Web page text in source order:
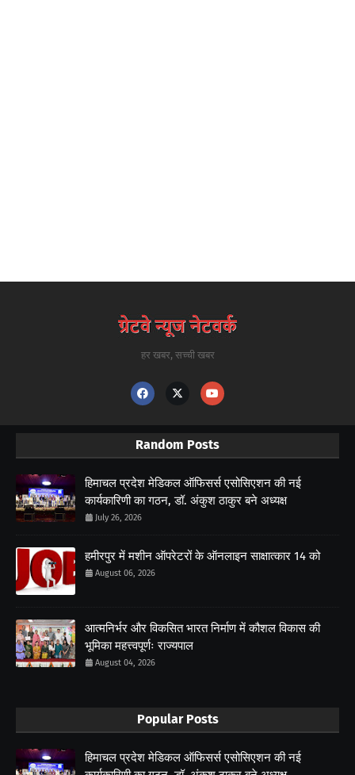
हर खबर, सच्ची खबर
Random Posts
हिमाचल प्रदेश मेडिकल ऑफिसर्स एसोसिएशन की नई
कार्यकारिणी का गठन, डॉ. अंकुश ठाकुर बने अध्यक्ष
July 26, 2026
हमीरपुर में मशीन ऑपरेटरों के ऑनलाइन साक्षात्कार 14 को
August 06, 2026
आत्मनिर्भर और विकसित भारत निर्माण में कौशल विकास की
भूमिका महत्त्वपूर्णः राज्यपाल
August 04, 2026
Popular Posts
हिमाचल प्रदेश मेडिकल ऑफिसर्स एसोसिएशन की नई